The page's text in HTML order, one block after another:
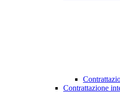
Contrattazione